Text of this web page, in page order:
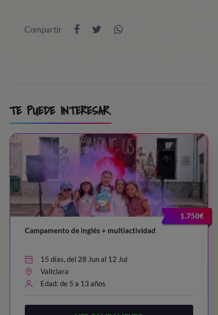
Compartir
TE PUEDE INTERESAR.
1.750€
Campamento de inglés + multiactividad
15 días, del 28 Jun al 12 Jul
Vallclara
Edad: de 5 a 13 años